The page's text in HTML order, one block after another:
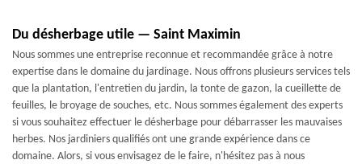
Du désherbage utile — Saint Maximin
Nous sommes une entreprise reconnue et recommandée grâce à notre
expertise dans le domaine du jardinage. Nous offrons plusieurs services tels
que la plantation, l'entretien du jardin, la tonte de gazon, la cueillette de
feuilles, le broyage de souches, etc. Nous sommes également des experts
si vous souhaitez effectuer le désherbage pour débarrasser les mauvaises
herbes. Nos jardiniers qualifiés ont une grande expérience dans ce
domaine. Alors, si vous envisagez de le faire, n'hésitez pas à nous